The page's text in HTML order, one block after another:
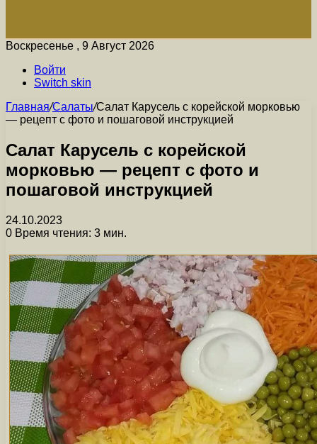
Воскресенье , 9 Август 2026
Войти
Switch skin
Главная/Салаты/Салат Карусель с корейской морковью
— рецепт с фото и пошаговой инструкцией
Салат Карусель с корейской
морковью — рецепт с фото и
пошаговой инструкцией
24.10.2023
0 Время чтения: 3 мин.